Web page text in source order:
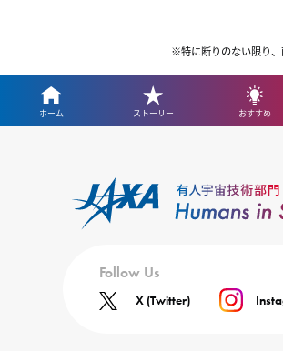
※特に断りのない限り
ホーム ストーリー おすすめ
Follow Us
X (Twitter)